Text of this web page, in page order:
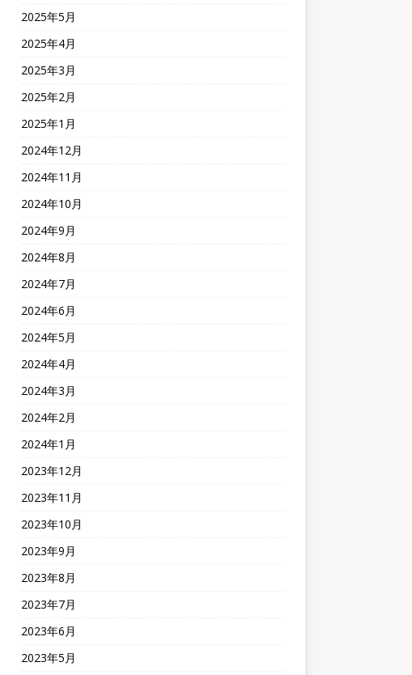
2025年5月
2025年4月
2025年3月
2025年2月
2025年1月
2024年12月
2024年11月
2024年10月
2024年9月
2024年8月
2024年7月
2024年6月
2024年5月
2024年4月
2024年3月
2024年2月
2024年1月
2023年12月
2023年11月
2023年10月
2023年9月
2023年8月
2023年7月
2023年6月
2023年5月